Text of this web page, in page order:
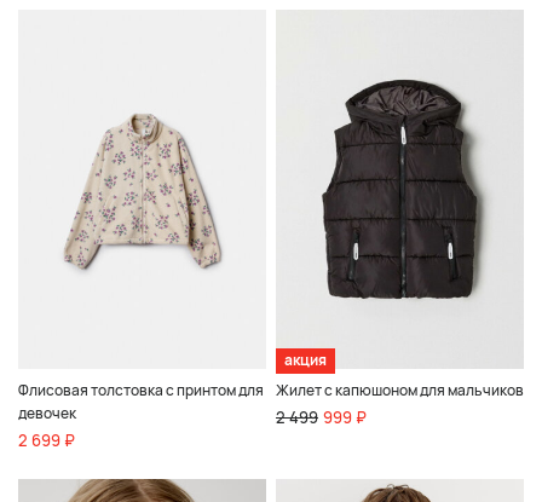
Флисовая толстовка с принтом для
девочек
2 699 ₽
акция
Жилет с капюшоном для мальчиков
2 499 999 ₽